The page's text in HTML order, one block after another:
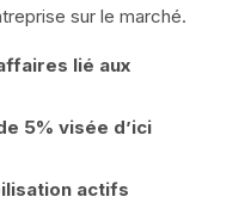
sur le marché.
lié aux
5% visée d’ici
actifs